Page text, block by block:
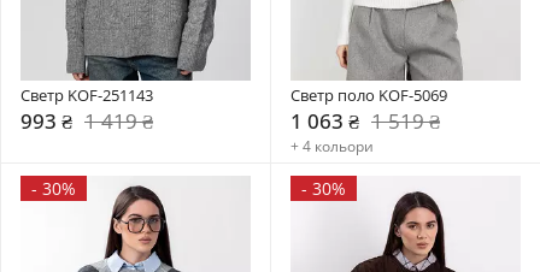
Светр KOF-251143
993 ₴ 1 419 ₴
Светр поло KOF-5069
1 063 ₴ 1 519 ₴
+ 4 кольори
- 30% - 30%